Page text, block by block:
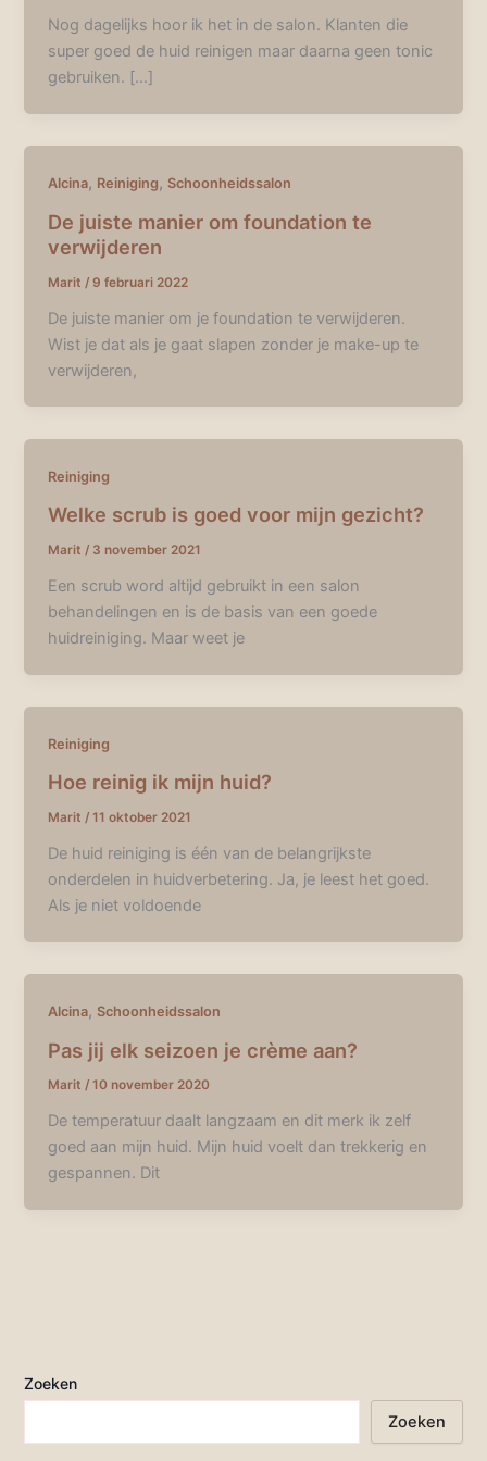
Nog dagelijks hoor ik het in de salon. Klanten die
super goed de huid reinigen maar daarna geen tonic
gebruiken. […]
Alcina, Reiniging,Schoonheidssalon
De juiste manier om foundation te
verwijderen
Marit /9 februari 2022
De juiste manier om je foundation te verwijderen.
Wist je dat als je gaat slapen zonder je make-up te
verwijderen,
Reiniging
Welke scrub is goed voor mijn gezicht?
Marit/ 3 november 2021
Een scrub word altijd gebruikt in een salon
behandelingen en is de basis van een goede
huidreiniging. Maar weet je
Reiniging
Hoe reinig ik mijn huid?
Marit/11 oktober 2021
De huid reiniging is één van de belangrijkste
onderdelen in huidverbetering. Ja, je leest het goed.
Als je niet voldoende
Alcina,Schoonheidssalon
Pas jij elk seizoen je crème aan?
Marit/10 november 2020
De temperatuur daalt langzaam en dit merk ik zelf
goed aan mijn huid. Mijn huid voelt dan trekkerig en
gespannen. Dit
Zoeken
Zoeken